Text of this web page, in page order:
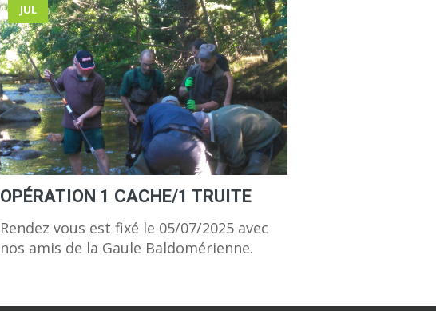
JUL
OPÉRATION 1 CACHE/1 TRUITE
Rendez vous est fixé le 05/07/2025 avec
nos amis de la Gaule Baldomérienne.